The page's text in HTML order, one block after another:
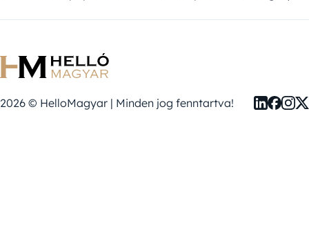
2026 © HelloMagyar | Minden jog fenntartva!